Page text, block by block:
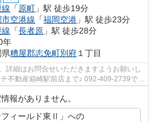
「 原町 」駅 徒歩19分
市空港線 「福岡空港 」駅 徒歩23分
「長者原 」駅 徒歩28分
年
県糟屋郡志免町別府 １丁目
詳細はお問合せいただきますようお願いし
不動産箱崎駅前店まで♪ 092-409-2739で
報がありません。
フィールド東Ⅱ」への